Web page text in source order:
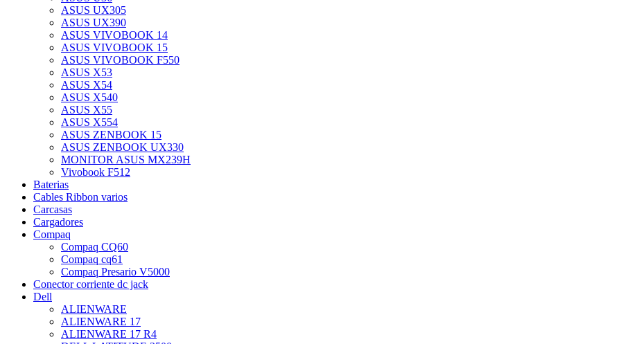
ASUS UX305
ASUS UX390
ASUS VIVOBOOK 14
ASUS VIVOBOOK 15
ASUS VIVOBOOK F550
ASUS X53
ASUS X54
ASUS X540
ASUS X55
ASUS X554
ASUS ZENBOOK 15
ASUS ZENBOOK UX330
MONITOR ASUS MX239H
Vivobook F512
Baterias
Cables Ribbon varios
Carcasas
Cargadores
Compaq
Compaq CQ60
Compaq cq61
Compaq Presario V5000
Conector corriente dc jack
Dell
ALIENWARE
ALIENWARE 17
ALIENWARE 17 R4